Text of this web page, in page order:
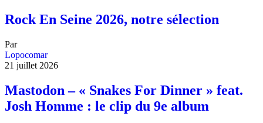
Rock En Seine 2026, notre sélection
Par
Lopocomar
21 juillet 2026
Mastodon – « Snakes For Dinner » feat.
Josh Homme : le clip du 9e album